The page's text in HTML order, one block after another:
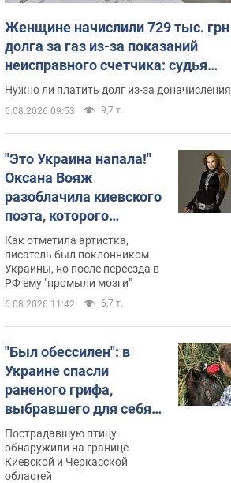
Женщине начислили 729 тыс. грн
долга за газ из-за показаний
неисправного счетчика: судья
вынес неожиданное решение
Нужно ли платить долг из-за доначисления
6.08.2026 09:53 9,7 т.
"Это Украина напала!"
Оксана Вояж
разоблачила киевского
поэта, которого
"зазомбировали": он
даже русского не знал,
а теперь хочет
геноцида украинцев
Как отметила артистка,
писатель был поклонником
Украины, но после переезда в
РФ ему "промыли мозги"
6.08.2026 11:42 6,7 т.
"Был обессилен": в
Украине спасли
раненого грифа,
выбравшего для себя
нетипичный маршрут.
Фото
Пострадавшую птицу
обнаружили на границе
Киевской и Черкасской
областей